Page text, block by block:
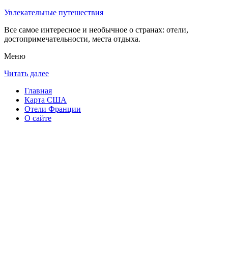
Увлекательные путешествия
Все самое интересное и необычное о странах: отели,
достопримечательности, места отдыха.
Меню
Читать далее
Главная
Карта США
Отели Франции
О сайте